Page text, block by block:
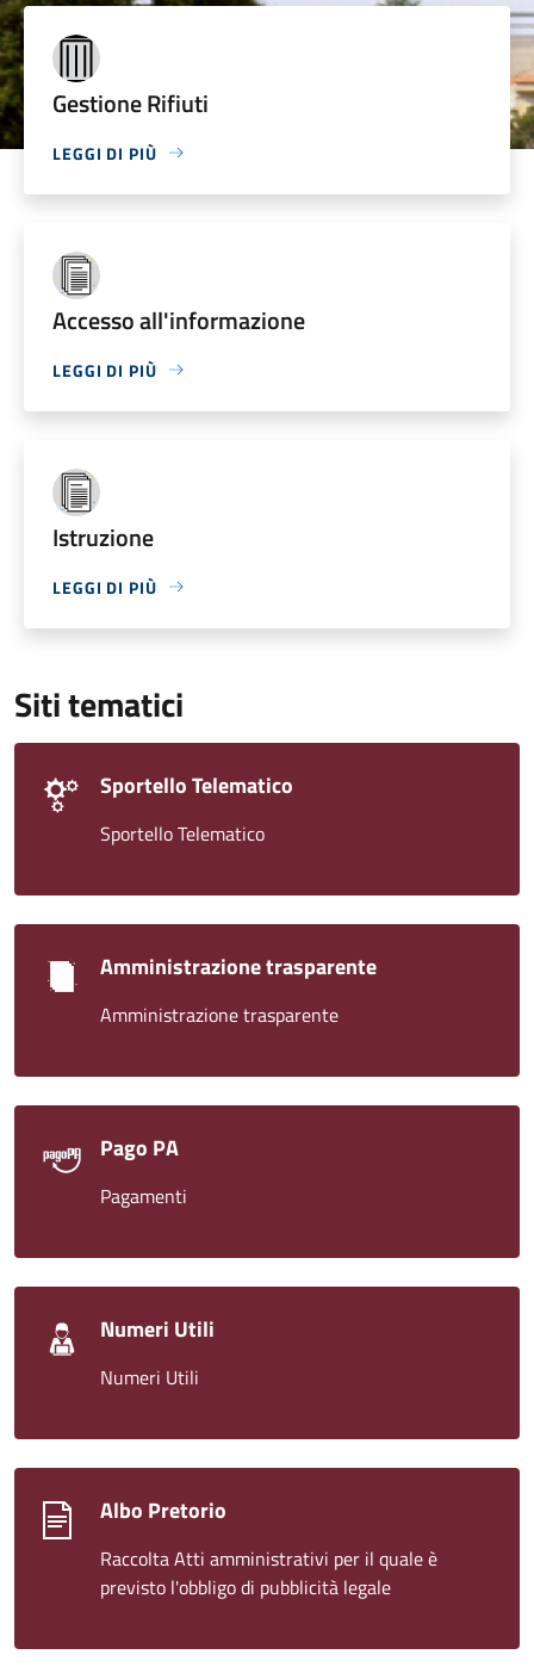
Gestione Rifiuti
LEGGI DI PIÙ
Accesso all'informazione
LEGGI DI PIÙ
Istruzione
LEGGI DI PIÙ
Siti tematici
Sportello Telematico
Sportello Telematico
Amministrazione trasparente
Amministrazione trasparente
Pago PA
Pagamenti
Numeri Utili
Numeri Utili
Albo Pretorio
Raccolta Atti amministrativi per il quale è
previsto l'obbligo di pubblicità legale